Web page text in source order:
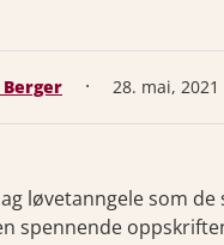
· 28. mai, 2021
løvetanngele som
spennende